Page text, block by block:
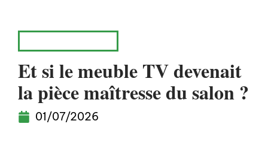
Et si le meuble TV devenait
la pièce maîtresse du salon ?
01/07/2026